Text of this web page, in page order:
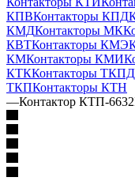
КПВКонтакторы КПД
КМДКонтакторы МК
КВТКонтакторы КМЭ
КМКонтакторы КМИ
КТККонтакторы ТКПД
ТКПКонтакторы КТН
—Контактор КТП-